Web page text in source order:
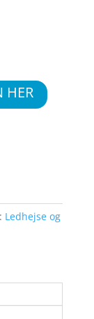
HER
Ledhejse og